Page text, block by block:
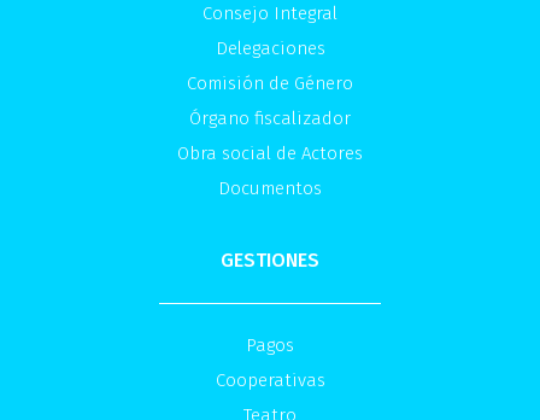
Consejo Integral
Delegaciones
Comisión de Género
Órgano fiscalizador
Obra social de Actores
Documentos
GESTIONES
Pagos
Cooperativas
Teatro